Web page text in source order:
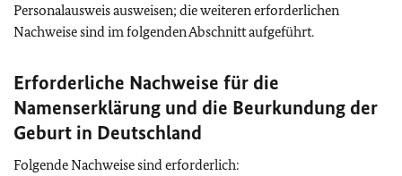
Personalausweis ausweisen; die weiteren erforderlichen
Nachweise sind im folgenden Abschnitt aufgeführt.
Erforderliche Nachweise für die
Namenserklärung und die Beurkundung der
Geburt in Deutschland
Folgende Nachweise sind erforderlich: